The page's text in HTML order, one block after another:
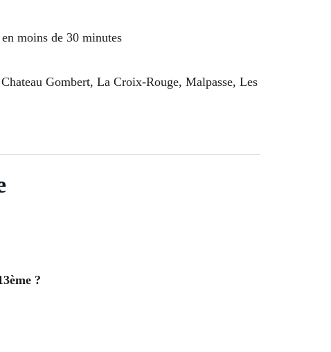
moins de 30 minutes
Gombert, La Croix-Rouge, Malpasse, Les
?